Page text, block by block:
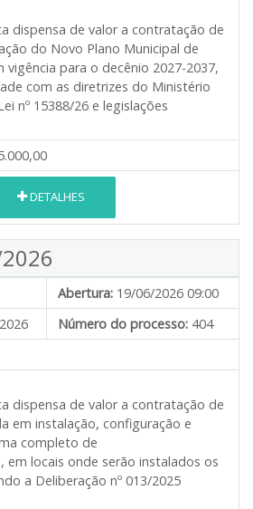
dispensa de valor a contratação de
do Novo Plano Municipal de
vigência para o decênio 2027-2037,
com as diretrizes do Ministério
nº 15388/26 e legislações
DETALHES
Abertura: 19/06/2026 09:00
Número do processo: 404
dispensa de valor a contratação de
em instalação, configuração e
completo de
locais onde serão instalados os
a Deliberação nº 013/2025